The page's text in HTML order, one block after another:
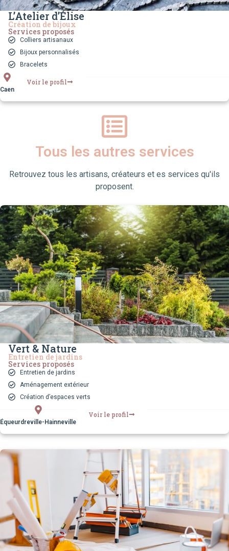
L’Atelier d’Élise
Création de bijoux
Services proposés
Colliers artisanaux
Bijoux personnalisés
Bracelets
Caen
Voir le profil
Tous les autres services
Retrouvez tous les artisans, créateurs et es services qu'ils
proposent.
Vert & Nature
Entretien de jardins
Services proposés
Entretien de jardins
Aménagement extérieur
Création d’espaces verts
Équeurdreville-Hainneville
Voir le profil